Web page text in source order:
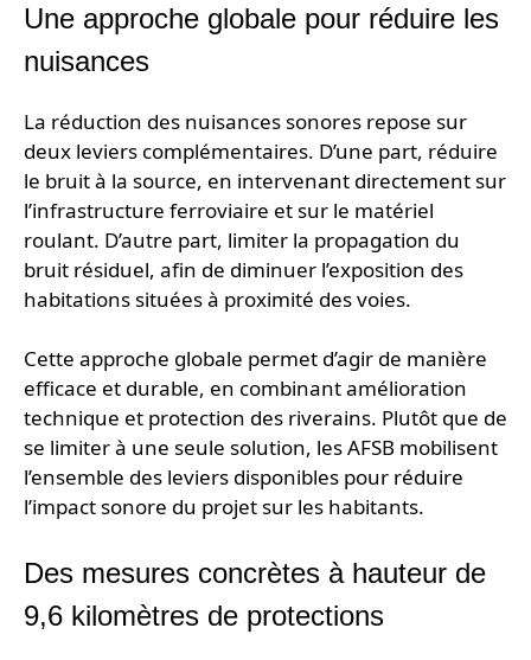
Une approche globale pour réduire les
nuisances
La réduction des nuisances sonores repose sur
deux leviers complémentaires. D’une part, réduire
le bruit à la source, en intervenant directement sur
l’infrastructure ferroviaire et sur le matériel
roulant. D’autre part, limiter la propagation du
bruit résiduel, afin de diminuer l’exposition des
habitations situées à proximité des voies.
Cette approche globale permet d’agir de manière
efficace et durable, en combinant amélioration
technique et protection des riverains. Plutôt que de
se limiter à une seule solution, les AFSB mobilisent
l’ensemble des leviers disponibles pour réduire
l’impact sonore du projet sur les habitants.
Des mesures concrètes à hauteur de
9,6 kilomètres de protections